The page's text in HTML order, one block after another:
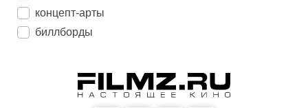
концепт-арты
биллборды